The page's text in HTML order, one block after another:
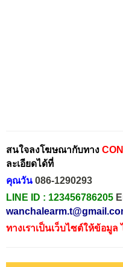
สนใจลงโฆษณากับทาง
ละเอียดได้ที่
คุณวัน 086-1290293
LINE ID : 123456786205
ทางเราเป็นเว็บไซต์ให้ข้อมูล